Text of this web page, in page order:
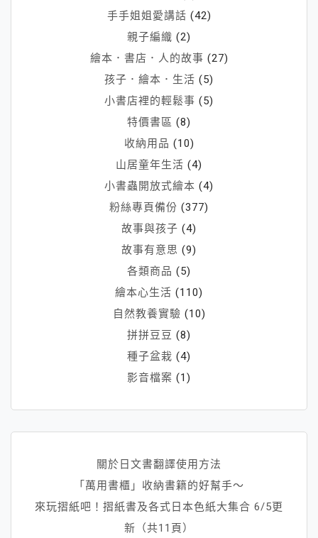
手手姐姐愛講話 (42)
親子編織 (2)
繪本．書店．人的故事 (27)
孩子．繪本．生活 (5)
小書店裡的輕鬆事 (5)
特價書區 (8)
收納用品 (10)
山居童年生活 (4)
小書蟲開放式繪本 (4)
粉絲專頁備份 (377)
故事與孩子 (4)
故事有意思 (9)
各類商品 (5)
繪本心生活 (110)
自然教養實驗 (10)
拼拼豆豆 (8)
種子盆栽 (4)
影音檔案 (1)
關於日文書翻譯使用方法
「萬用書櫃」收納書籍的好幫手～
來玩摺紙吧！摺紙書及各式日本色紙大集合 6/5更
新（共11頁）